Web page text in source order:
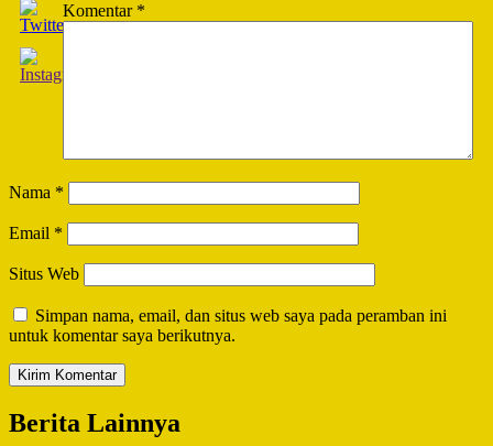
Komentar *
Nama *
Email *
Situs Web
Simpan nama, email, dan situs web saya pada peramban ini
untuk komentar saya berikutnya.
Berita Lainnya